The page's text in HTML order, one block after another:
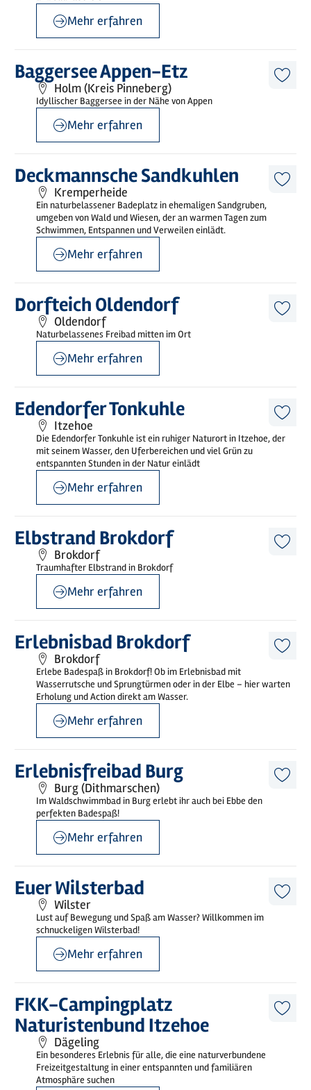
Mehr erfahren
Baggersee Appen-Etz
Holm (Kreis Pinneberg)
Idyllischer Baggersee in der Nähe von Appen
Mehr
erfahren
Mehr erfahren
Deckmannsche Sandkuhlen
Kremperheide
Ein naturbelassener Badeplatz in ehemaligen Sandgruben,
umgeben von Wald und Wiesen, der an warmen Tagen zum
Schwimmen, Entspannen und Verweilen einlädt.
Mehr
erfahren
Mehr erfahren
Dorfteich Oldendorf
Oldendorf
Naturbelassenes Freibad mitten im Ort
Mehr
erfahren
Mehr erfahren
Edendorfer Tonkuhle
Itzehoe
Die Edendorfer Tonkuhle ist ein ruhiger Naturort in Itzehoe, der
mit seinem Wasser, den Uferbereichen und viel Grün zu
entspannten Stunden in der Natur einlädt
Mehr
erfahren
Mehr erfahren
Elbstrand Brokdorf
Brokdorf
Traumhafter Elbstrand in Brokdorf
Mehr
erfahren
Mehr erfahren
Erlebnisbad Brokdorf
Brokdorf
Erlebe Badespaß in Brokdorf! Ob im Erlebnisbad mit
Wasserrutsche und Sprungtürmen oder in der Elbe – hier warten
Erholung und Action direkt am Wasser.
Mehr
erfahren
Mehr erfahren
Erlebnisfreibad Burg
Burg (Dithmarschen)
Im Waldschwimmbad in Burg erlebt ihr auch bei Ebbe den
perfekten Badespaß!
Mehr
erfahren
Mehr erfahren
Euer Wilsterbad
Wilster
Lust auf Bewegung und Spaß am Wasser? Willkommen im
schnuckeligen Wilsterbad!
Mehr
erfahren
Mehr erfahren
FKK-Campingplatz
Naturistenbund Itzehoe
Dägeling
Ein besonderes Erlebnis für alle, die eine naturverbundene
Freizeitgestaltung in einer entspannten und familiären
Atmosphäre suchen
Mehr
erfahren